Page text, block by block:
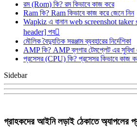
রম (Rom) কি? রম কিভাবে কাজ করে
Ram কি? Ram কিভাবে কাজ করে জেনে নিন
Wapkiz এ বানান web screenshot taker
header] পব
মৌলিক বৈদ্যুতিক সরঞ্জাম ব্যবহারের নির্দেশিকা
AMP কি? AMP ব্লগার টেমপ্লেট এর সুবিধা
প্রসেসর (CPU) কি? প্রসেসর কিভাবে কাজ
Sidebar
গ্রাহকদের আইনি লড়াই ঠেকাতে অ্যাপলের